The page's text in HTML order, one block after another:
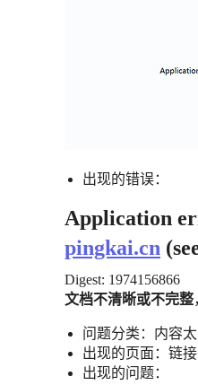
出现的错误：
Application
pingkai.cn
Digest: 1974156866
文档不清晰或不完整
问题分类：内容
出现的页面：链
出现的问题：